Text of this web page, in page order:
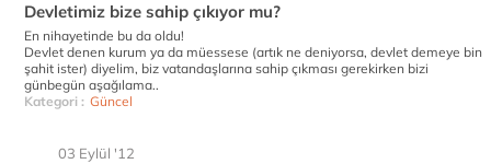
Devletimiz bize sahip çıkıyor mu?
En nihayetinde bu da oldu!
Devlet denen kurum ya da müessese (artık ne deniyorsa, devlet demeye bin
şahit ister) diyelim, biz vatandaşlarına sahip çıkması gerekirken bizi
günbegün aşağılama..
Kategori : Güncel
03 Eylül '12